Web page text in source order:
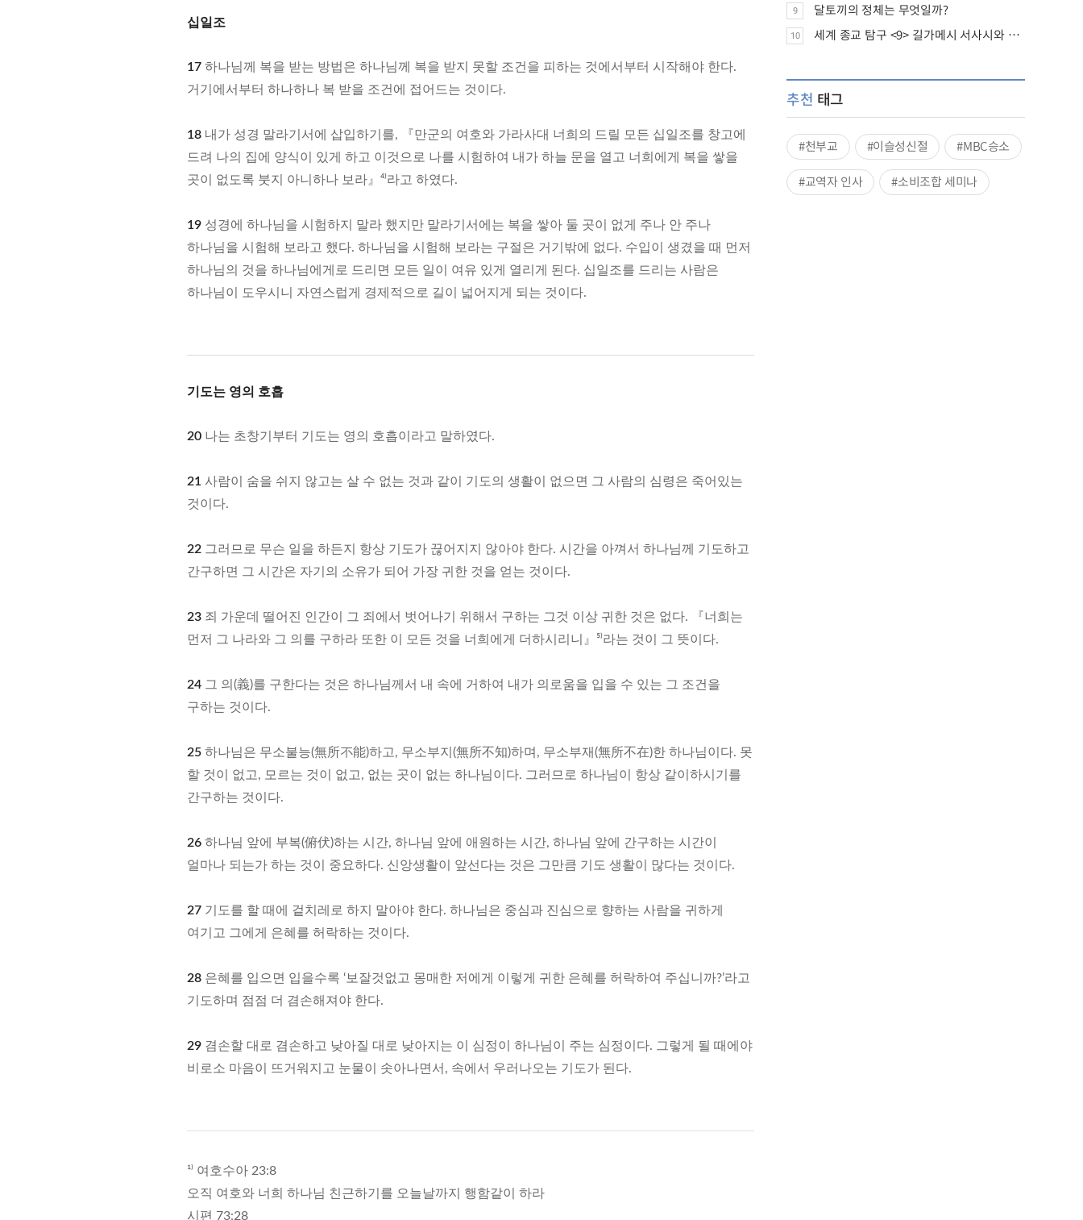
십일조
17 하나님께 복을 받는 방법은 하나님께 복을 받지 못할 조건을 피하는 것에서부터 시작해야 한다.
거기에서부터 하나하나 복 받을 조건에 접어드는 것이다.
18 내가 성경 말라기서에 삽입하기를, 『만군의 여호와 가라사대 너희의 드릴 모든 십일조를 창고에
드려 나의 집에 양식이 있게 하고 이것으로 나를 시험하여 내가 하늘 문을 열고 너희에게 복을 쌓을
곳이 없도록 붓지 아니하나 보라』⁴⁾라고 하였다.
19 성경에 하나님을 시험하지 말라 했지만 말라기서에는 복을 쌓아 둘 곳이 없게 주나 안 주나
하나님을 시험해 보라고 했다. 하나님을 시험해 보라는 구절은 거기밖에 없다. 수입이 생겼을 때 먼저
하나님의 것을 하나님에게로 드리면 모든 일이 여유 있게 열리게 된다. 십일조를 드리는 사람은
하나님이 도우시니 자연스럽게 경제적으로 길이 넓어지게 되는 것이다.
기도는 영의 호흡
20 나는 초창기부터 기도는 영의 호흡이라고 말하였다.
21 사람이 숨을 쉬지 않고는 살 수 없는 것과 같이 기도의 생활이 없으면 그 사람의 심령은 죽어있는
것이다.
22 그러므로 무슨 일을 하든지 항상 기도가 끊어지지 않아야 한다. 시간을 아껴서 하나님께 기도하고
간구하면 그 시간은 자기의 소유가 되어 가장 귀한 것을 얻는 것이다.
23 죄 가운데 떨어진 인간이 그 죄에서 벗어나기 위해서 구하는 그것 이상 귀한 것은 없다. 『너희는
먼저 그 나라와 그 의를 구하라 또한 이 모든 것을 너희에게 더하시리니』⁵⁾라는 것이 그 뜻이다.
24 그 의(義)를 구한다는 것은 하나님께서 내 속에 거하여 내가 의로움을 입을 수 있는 그 조건을
구하는 것이다.
25 하나님은 무소불능(無所不能)하고, 무소부지(無所不知)하며, 무소부재(無所不在)한 하나님이다. 못
할 것이 없고, 모르는 것이 없고, 없는 곳이 없는 하나님이다. 그러므로 하나님이 항상 같이하시기를
간구하는 것이다.
26 하나님 앞에 부복(俯伏)하는 시간, 하나님 앞에 애원하는 시간, 하나님 앞에 간구하는 시간이
얼마나 되는가 하는 것이 중요하다. 신앙생활이 앞선다는 것은 그만큼 기도 생활이 많다는 것이다.
27 기도를 할 때에 겉치레로 하지 말아야 한다. 하나님은 중심과 진심으로 향하는 사람을 귀하게
여기고 그에게 은혜를 허락하는 것이다.
28 은혜를 입으면 입을수록 ‘보잘것없고 몽매한 저에게 이렇게 귀한 은혜를 허락하여 주십니까?’라고
기도하며 점점 더 겸손해져야 한다.
29 겸손할 대로 겸손하고 낮아질 대로 낮아지는 이 심정이 하나님이 주는 심정이다. 그렇게 될 때에야
비로소 마음이 뜨거워지고 눈물이 솟아나면서, 속에서 우러나오는 기도가 된다.
¹⁾ 여호수아 23:8
오직 여호와 너희 하나님 친근하기를 오늘날까지 행함같이 하라
시편 73:28
9 달토끼의 정체는 무엇일까?
10 세계 종교 탐구 <9> 길가메시 서사시와 성경에 대하여
추천 태그
#천부교 #이슬성신절
#MBC승소
#교역자 인사
#소비조합 세미나